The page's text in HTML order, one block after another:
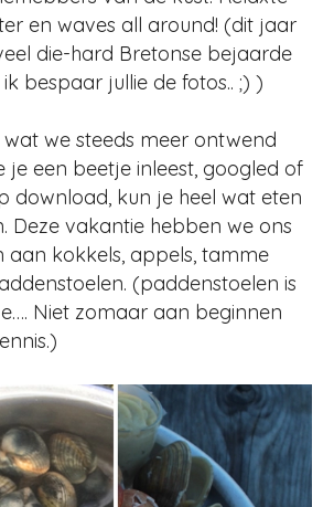
en waves all around! (dit jaar
die-hard Bretonse bejaarde
bespaar jullie de fotos.. ;) )
wat we steeds meer ontwend
je een beetje inleest, googled of
download, kun je heel wat eten
Deze vakantie hebben we ons
aan kokkels, appels, tamme
(paddenstoelen is
Niet zomaar aan beginnen